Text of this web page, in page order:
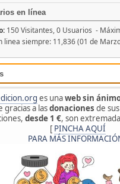
es unaweb sin
gracias a lasdonaciones de
desde 1 €, son
[ PINCHA AQUÍ
PARA MÁS
en línea
150 Visitantes, 0 Usuarios -
linea siempre: 11,836 (01 de